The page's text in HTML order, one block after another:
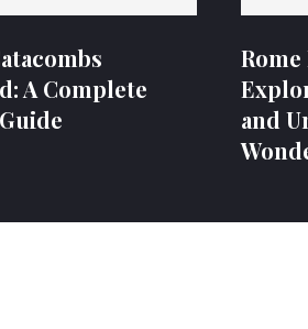
A Complete
and